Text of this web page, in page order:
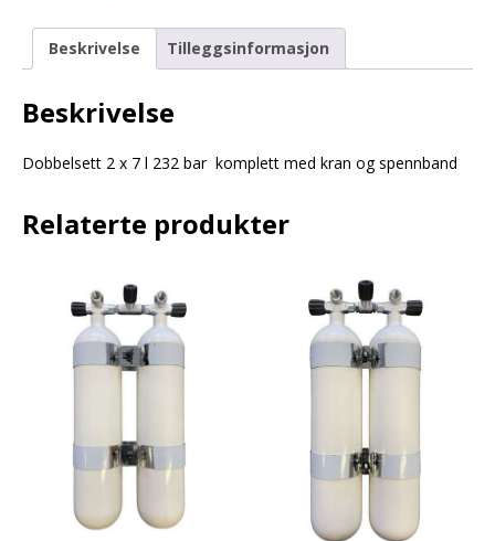
Beskrivelse Tilleggsinformasjon
Beskrivelse
Dobbelsett 2 x 7 l 232 bar komplett med kran og spennband
Relaterte produkter